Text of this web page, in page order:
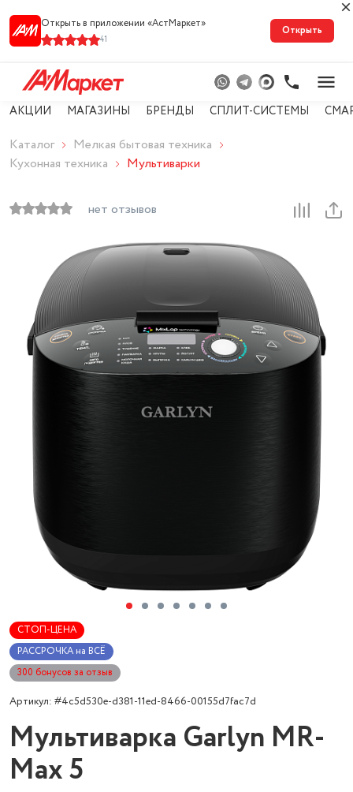
Открыть в приложении «АстМарке‪т‬»
41
Открыть
АКЦИИ МАГАЗИНЫ БРЕНДЫ СПЛИТ-СИСТЕМЫ
Каталог
Мелкая бытовая техника
Кухонная техника
Мультиварки
нет отзывов
СТОП-ЦЕНА
РАССРОЧКА на ВСЁ
300 бонусов за отзыв
Артикул: #4c5d530e-d381-11ed-8466-00155d7fac7d
Мультиварка Garlyn MR-
Max 5